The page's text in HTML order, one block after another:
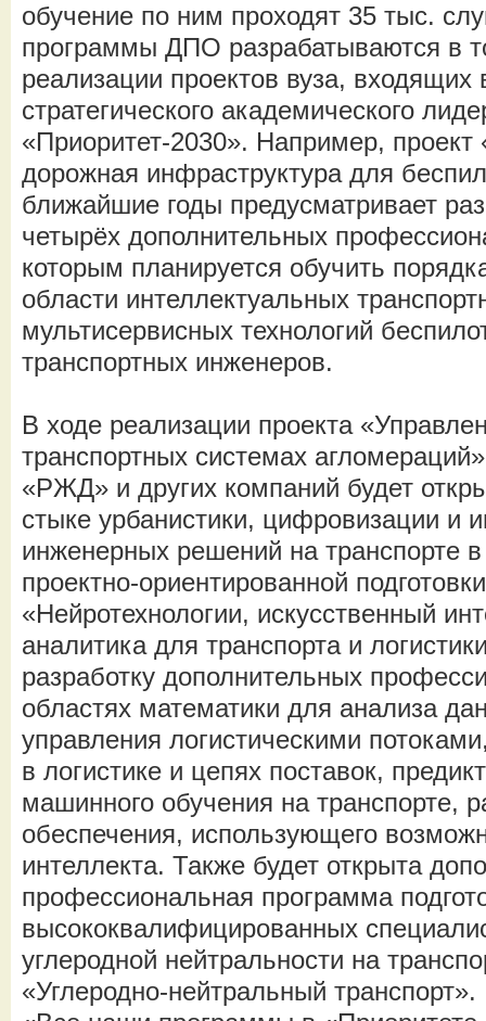
обучение по ним проходят 35 тыс.
программы ДПО разрабатываются в
реализации проектов вуза, входящих
стратегического академического
«Приоритет-2030». Например, проект
дорожная инфраструктура для
ближайшие годы предусматривает
четырёх дополнительных
которым планируется обучить
области интеллектуальных
мультисервисных технологий
транспортных инженеров.
В ходе реализации проекта
транспортных системах
«РЖД» и других компаний будет
стыке урбанистики, цифровизации и
инженерных решений на транспорте
проектно-ориентированной
«Нейротехнологии, искусственный
аналитика для транспорта и
разработку дополнительных
областях математики для анализа
управления логистическими
в логистике и цепях поставок,
машинного обучения на транспорте,
обеспечения, использующего
интеллекта. Также будет открыта
профессиональная программа
высококвалифицированных
углеродной нейтральности на
«Углеродно-нейтральный транспорт».